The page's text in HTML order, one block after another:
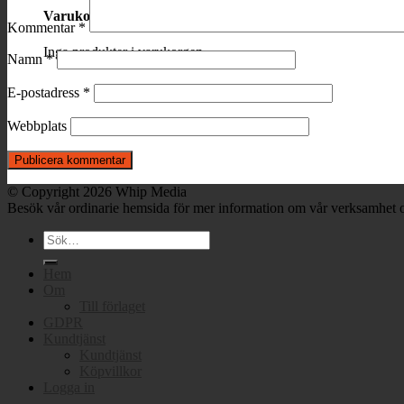
Varukorg
Inga produkter i varukorgen.
Kommentar *
Namn*
E-postadress *
Webbplats
© Copyright 2026 Whip Media
Besök vår ordinarie hemsida för mer information om vår verksamhet
Sök
efter: